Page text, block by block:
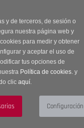
y de terceros, de sesión o
nuestra página web y
para medir y obtener
y aceptar el uso de
tus opciones de
Política de cookies.y
clic aquí.
OUTLET20